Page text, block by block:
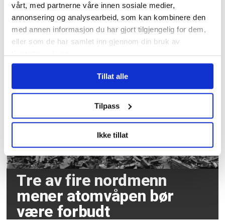
vårt, med partnerne våre innen sosiale medier,
annonsering og analysearbeid, som kan kombinere den
med annen informasjon du har gjort tilgjengelig for dem,
eller som de har samlet inn gjennom din bruk av
tjenestene deres.
Tillat alle
Tilpass
Ikke tillat
Over 1200 voldshendelser
på jobb varslet til
Arbeidstilsynet
Tre av fire nordmenn
mener atomvåpen bør
være forbudt